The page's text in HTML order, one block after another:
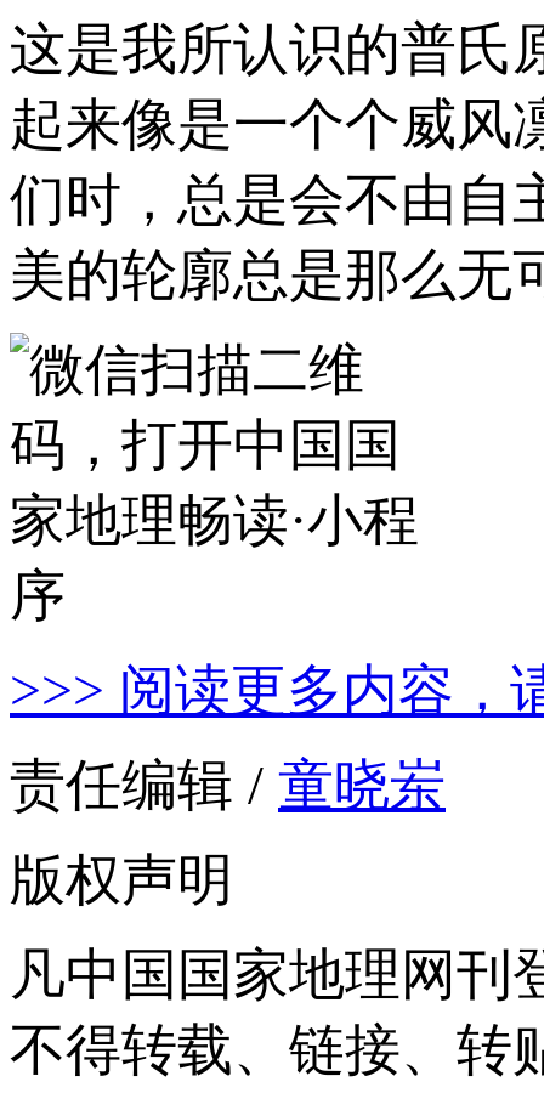
这是我所认识的普氏
起来像是一个个威风
们时，总是会不由自
美的轮廓总是那么无
>>> 阅读更多内容，
责任编辑 / 童晓岽
版权声明
凡中国国家地理网刊
不得转载、链接、转